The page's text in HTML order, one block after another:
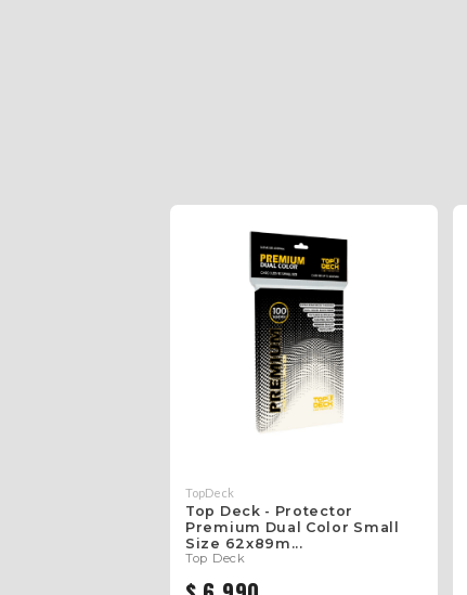
TopDeck
Top Deck - Protector
Premium Dual Color Small
Size 62x89m...
Top Deck